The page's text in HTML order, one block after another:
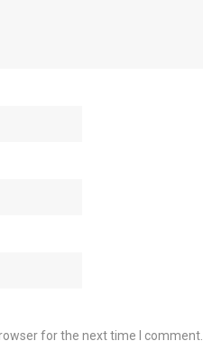
for the next time I comment.